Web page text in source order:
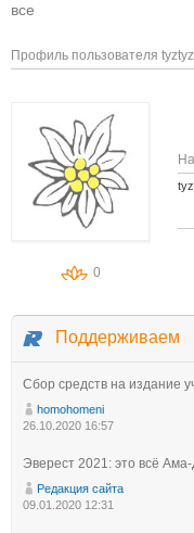
все
Профиль пользователя tyztyz
0
Поддерживаем
Сбор средств на издание
homohomeni
26.10.2020 16:57
Эверест 2021: это всё
Редакция сайта
09.01.2020 12:31